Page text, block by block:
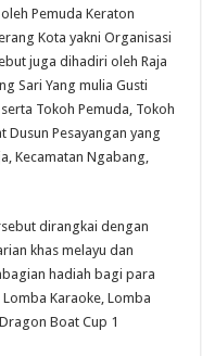
Pemuda Keraton
Kota yakni Organisasi
juga dihadiri oleh Raja
Sari Yang mulia Gusti
Tokoh Pemuda, Tokoh
Dusun Pesayangan yang
Kecamatan Ngabang,
dirangkai dengan
khas melayu dan
hadiah bagi para
Karaoke, Lomba
Boat Cup 1